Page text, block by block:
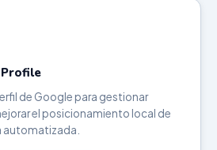
Profile
de Google para gestionar
el posicionamiento local de